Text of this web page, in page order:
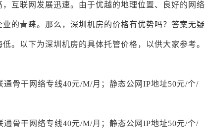
互联网发展迅速。由于优越的地理位置、良好的网络
的青睐。那么，深圳机房的价格有优势吗？答案无疑
。以下为深圳机房的具体托管价格，以供大家参考。
通骨干网络专线40元/M/月；静态公网IP地址50元/个/
骨干网络专线40元/M/月；静态公网IP地址50元/个/